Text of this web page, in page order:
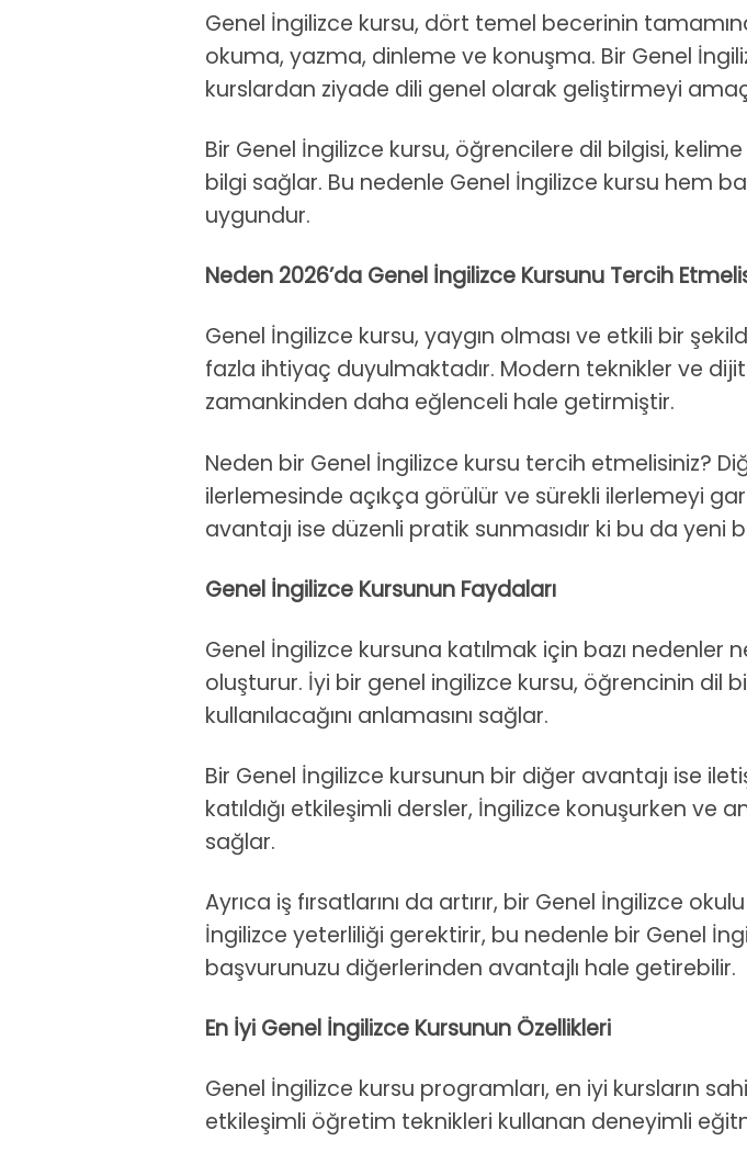
Genel İngilizce kursu, dört temel becerinin
okuma, yazma, dinleme ve konuşma. Bir Genel
kurslardan ziyade dili genel olarak geliştirmeyi
Bir Genel İngilizce kursu, öğrencilere dil bilgisi,
bilgi sağlar. Bu nedenle Genel İngilizce kursu hem
uygundur.
Neden 2026’da Genel İngilizce Kursunu Tercih
Genel İngilizce kursu, yaygın olması ve etkili bir
fazla ihtiyaç duyulmaktadır. Modern teknikler ve
zamankinden daha eğlenceli hale getirmiştir.
Neden bir Genel İngilizce kursu tercih etmelisiniz?
ilerlemesinde açıkça görülür ve sürekli ilerlemeyi
avantajı ise düzenli pratik sunmasıdır ki bu da yeni
Genel İngilizce Kursunun Faydaları
Genel İngilizce kursuna katılmak için bazı
oluşturur. İyi bir genel ingilizce kursu, öğrencinin dil
kullanılacağını anlamasını sağlar.
Bir Genel İngilizce kursunun bir diğer avantajı ise
katıldığı etkileşimli dersler, İngilizce konuşurken ve
sağlar.
Ayrıca iş fırsatlarını da artırır, bir Genel İngilizce
İngilizce yeterliliği gerektirir, bu nedenle bir Genel
başvurunuzu diğerlerinden avantajlı hale getirebilir.
En İyi Genel İngilizce Kursunun Özellikleri
Genel İngilizce kursu programları, en iyi kursların
etkileşimli öğretim teknikleri kullanan deneyimli